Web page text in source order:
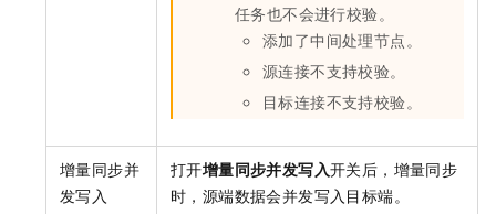
任务也不会进行校验。
添加了中间处理节点。
源连接不支持校验。
目标连接不支持校验。
增量同步并
发写入
打开增量同步并发写入开关后，增量同步
时，源端数据会并发写入目标端。